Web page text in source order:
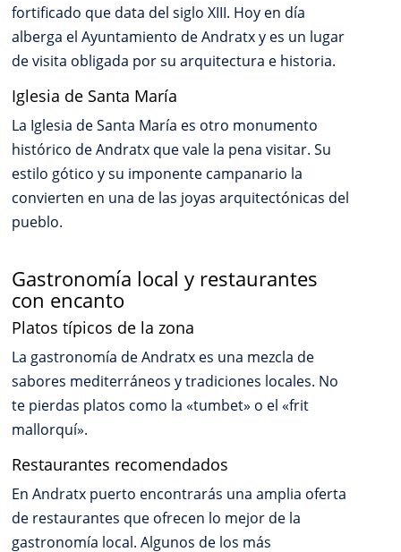
fortificado que data del siglo XIII. Hoy en día
alberga el Ayuntamiento de Andratx y es un lugar
de visita obligada por su arquitectura e historia.
Iglesia de Santa María
La Iglesia de Santa María es otro monumento
histórico de Andratx que vale la pena visitar. Su
estilo gótico y su imponente campanario la
convierten en una de las joyas arquitectónicas del
pueblo.
Gastronomía local y restaurantes
con encanto
Platos típicos de la zona
La gastronomía de Andratx es una mezcla de
sabores mediterráneos y tradiciones locales. No
te pierdas platos como la «tumbet» o el «frit
mallorquí».
Restaurantes recomendados
En Andratx puerto encontrarás una amplia oferta
de restaurantes que ofrecen lo mejor de la
gastronomía local. Algunos de los más